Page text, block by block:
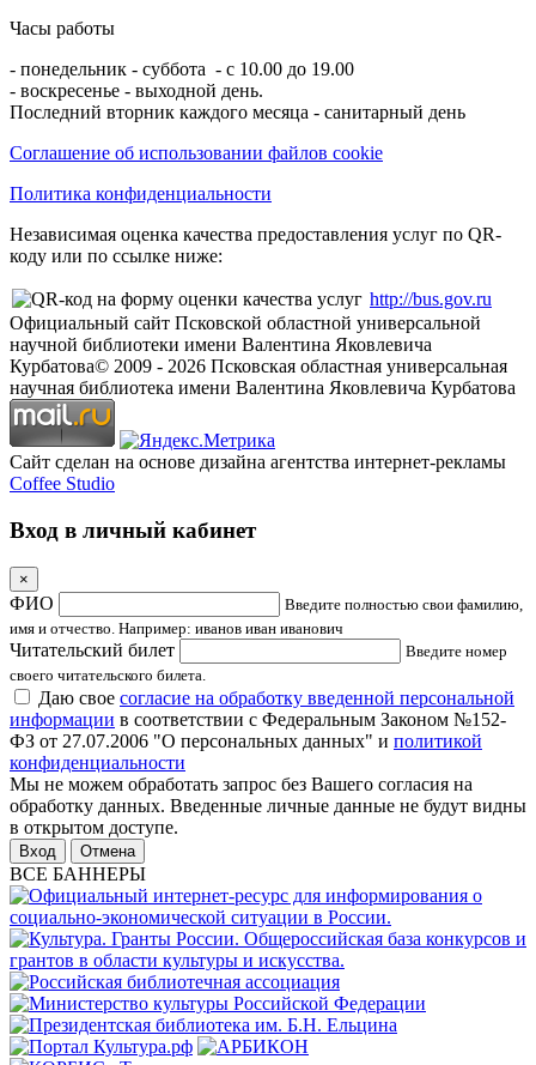
Часы работы
- понедельник - суббота - с 10.00 до 19.00
- воскресенье - выходной день.
Последний вторник каждого месяца - санитарный день
Соглашение об использовании файлов cookie
Политика конфиденциальности
Независимая оценка качества предоставления услуг по QR-
коду или по ссылке ниже:
http://bus.gov.ru
Официальный сайт Псковской областной универсальной
научной библиотеки имени Валентина Яковлевича
Курбатова© 2009 - 2026 Псковская областная универсальная
научная библиотека имени Валентина Яковлевича Курбатова
Сайт сделан на основе дизайна агентства интернет-рекламы
Coffee Studio
Вход в личный кабинет
×
ФИО
Введите полностью свои фамилию,
имя и отчество. Например: иванов иван иванович
Читательский билет
Введите номер
своего читательского билета.
Даю свое согласие на обработку введенной персональной
информации в соответствии с Федеральным Законом №152-
ФЗ от 27.07.2006 "О персональных данных" и политикой
конфиденциальности
Мы не можем обработать запрос без Вашего согласия на
обработку данных. Введенные личные данные не будут видны
в открытом доступе.
Отмена
ВСЕ БАННЕРЫ